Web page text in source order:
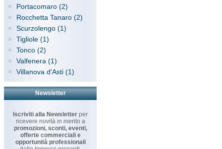
Portacomaro (2)
Rocchetta Tanaro (2)
Scurzolengo (1)
Tigliole (1)
Tonco (2)
Valfenera (1)
Villanova d'Asti (1)
Newsletter
Iscriviti alla Newsletter per
ricevere novità in merito a
promozioni, sconti, eventi,
offerte commerciali e
opportunità professionali